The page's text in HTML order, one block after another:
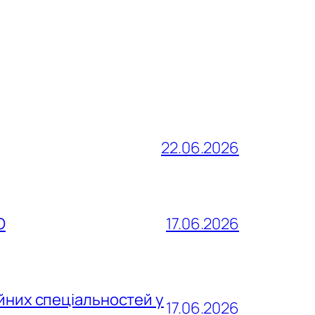
22.06.2026
17.06.2026
спеціальностей у17.06.2026